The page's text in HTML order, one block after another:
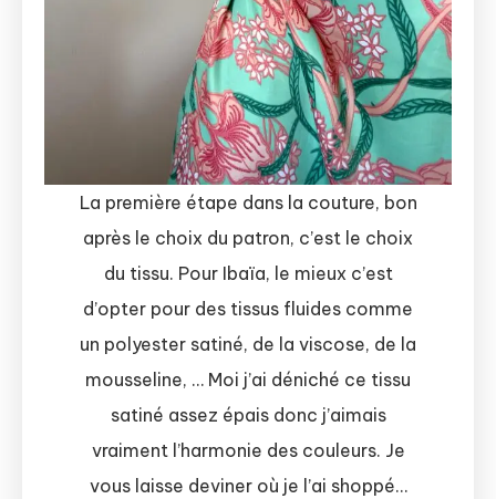
La première étape dans la couture, bon
après le choix du patron, c’est le choix
du tissu. Pour Ibaïa, le mieux c’est
d’opter pour des tissus fluides comme
un polyester satiné, de la viscose, de la
mousseline, … Moi j’ai déniché ce tissu
satiné assez épais donc j’aimais
vraiment l’harmonie des couleurs. Je
vous laisse deviner où je l’ai shoppé…